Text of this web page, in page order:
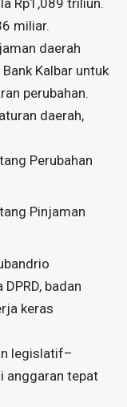
miliar.
daerah
Kalbar untuk
perubahan.
daerah,
Perubahan
Pinjaman
badan
keras
legislatif–
anggaran tepat